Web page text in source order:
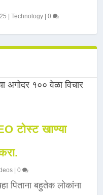
|Technology |0
टोस्ट खाण्या
|0
पिताना बहुतेक लोकांना